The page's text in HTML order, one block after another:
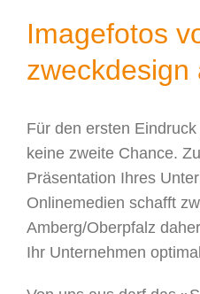
Imagefotos
zweckdesign
Für den ersten
keine zweite Chance.
Präsentation Ihres
Onlinemedien schafft
Amberg/Oberpfalz
Ihr Unternehmen